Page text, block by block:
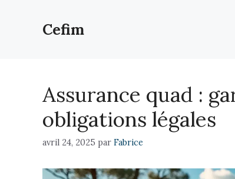
Cefim
Assurance quad :
obligations légales
avril 24, 2025 par Fabrice